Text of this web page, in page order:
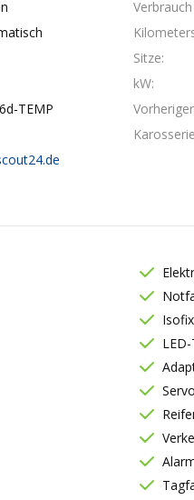
Sitze
kW
TEMP
Isofix